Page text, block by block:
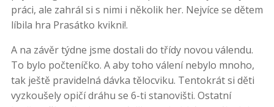
práci, ale zahrál si s nimi i několik her. Nejvíce se dětem
líbila hra Prasátko kvikni!.
A na závěr týdne jsme dostali do třídy novou válendu.
To bylo počteníčko. A aby toho válení nebylo mnoho,
tak ještě pravidelná dávka tělocviku. Tentokrát si děti
vyzkoušely opičí dráhu se 6-ti stanovišti. Ostatní